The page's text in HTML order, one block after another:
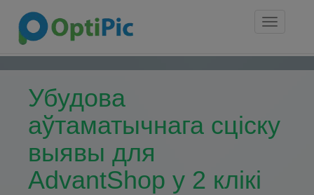
Toggle
Убудова
аўтаматычнага сціску
выявы для
AdvantShop у 2 клікі